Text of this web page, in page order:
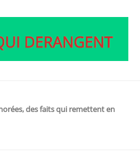
des faits qui remettent en